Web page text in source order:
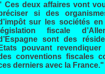
Ces deux affaires vont
si des
sur les sociétés
législation fiscale
sont des
Etats pouvant
conventions fiscales
derniers avec la France."